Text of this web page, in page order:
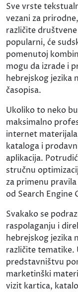
Sve vrste
vezani za
različite
popularni, će
pomenutoj
mogu da izrade i
hebrejskog jezika
časopisa.
Ukoliko to neko
maksimalno
internet
kataloga i
aplikacija.
stručnu
za primenu
od Search Engine
Svakako se
raspolaganju i
hebrejskog jezika
različite tematike.
predstavništvu
marketinški
vizit kartica,